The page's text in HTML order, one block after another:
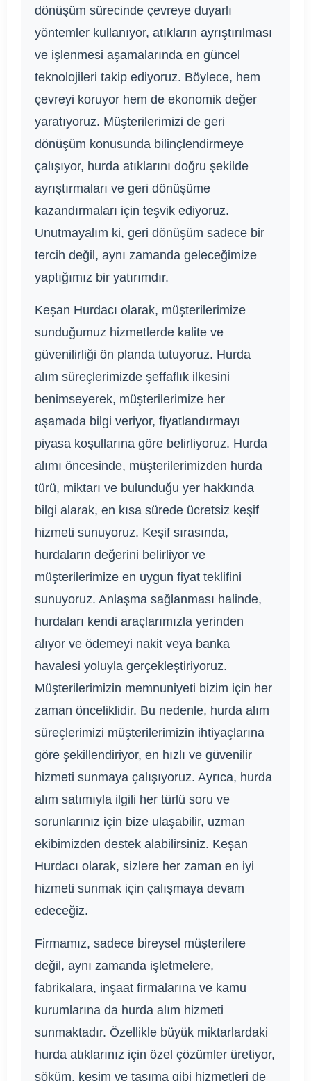
dönüşüm sürecinde çevreye duyarlı
yöntemler kullanıyor, atıkların ayrıştırılması
ve işlenmesi aşamalarında en güncel
teknolojileri takip ediyoruz. Böylece, hem
çevreyi koruyor hem de ekonomik değer
yaratıyoruz. Müşterilerimizi de geri
dönüşüm konusunda bilinçlendirmeye
çalışıyor, hurda atıklarını doğru şekilde
ayrıştırmaları ve geri dönüşüme
kazandırmaları için teşvik ediyoruz.
Unutmayalım ki, geri dönüşüm sadece bir
tercih değil, aynı zamanda geleceğimize
yaptığımız bir yatırımdır.
Keşan Hurdacı olarak, müşterilerimize
sunduğumuz hizmetlerde kalite ve
güvenilirliği ön planda tutuyoruz. Hurda
alım süreçlerimizde şeffaflık ilkesini
benimseyerek, müşterilerimize her
aşamada bilgi veriyor, fiyatlandırmayı
piyasa koşullarına göre belirliyoruz. Hurda
alımı öncesinde, müşterilerimizden hurda
türü, miktarı ve bulunduğu yer hakkında
bilgi alarak, en kısa sürede ücretsiz keşif
hizmeti sunuyoruz. Keşif sırasında,
hurdaların değerini belirliyor ve
müşterilerimize en uygun fiyat teklifini
sunuyoruz. Anlaşma sağlanması halinde,
hurdaları kendi araçlarımızla yerinden
alıyor ve ödemeyi nakit veya banka
havalesi yoluyla gerçekleştiriyoruz.
Müşterilerimizin memnuniyeti bizim için her
zaman önceliklidir. Bu nedenle, hurda alım
süreçlerimizi müşterilerimizin ihtiyaçlarına
göre şekillendiriyor, en hızlı ve güvenilir
hizmeti sunmaya çalışıyoruz. Ayrıca, hurda
alım satımıyla ilgili her türlü soru ve
sorunlarınız için bize ulaşabilir, uzman
ekibimizden destek alabilirsiniz. Keşan
Hurdacı olarak, sizlere her zaman en iyi
hizmeti sunmak için çalışmaya devam
edeceğiz.
Firmamız, sadece bireysel müşterilere
değil, aynı zamanda işletmelere,
fabrikalara, inşaat firmalarına ve kamu
kurumlarına da hurda alım hizmeti
sunmaktadır. Özellikle büyük miktarlardaki
hurda atıklarınız için özel çözümler üretiyor,
söküm, kesim ve taşıma gibi hizmetleri de